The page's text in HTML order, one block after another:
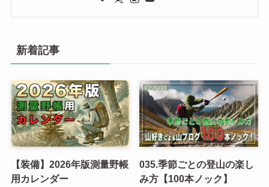
新着記事
【装備】2026年版測量野帳
用カレンダー
035.季節ごとの登山の楽し
み方【100本ノック】